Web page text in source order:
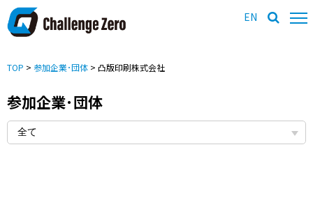
EN
TOP > 参加企業･団体 > 凸版印刷株式会社
参加企業･団体